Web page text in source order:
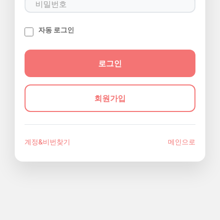
자동 로그인
회원가입
계정&비번찾기 메인으로